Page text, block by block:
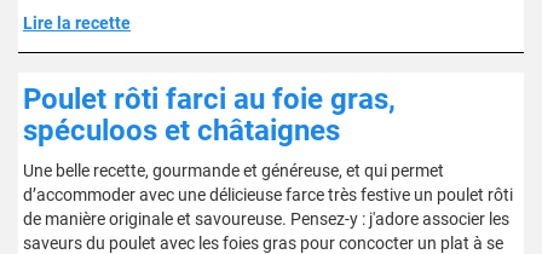
Lire la recette
Poulet rôti farci au foie gras,
spéculoos et châtaignes
Une belle recette, gourmande et généreuse, et qui permet
d’accommoder avec une délicieuse farce très festive un poulet rôti
de manière originale et savoureuse. Pensez-y : j'adore associer les
saveurs du poulet avec les foies gras pour concocter un plat à se